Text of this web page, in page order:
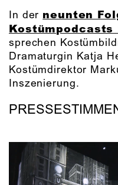
In der neunten
sprechen
Dramaturgin Katja
Kostümdirektor
Inszenierung.